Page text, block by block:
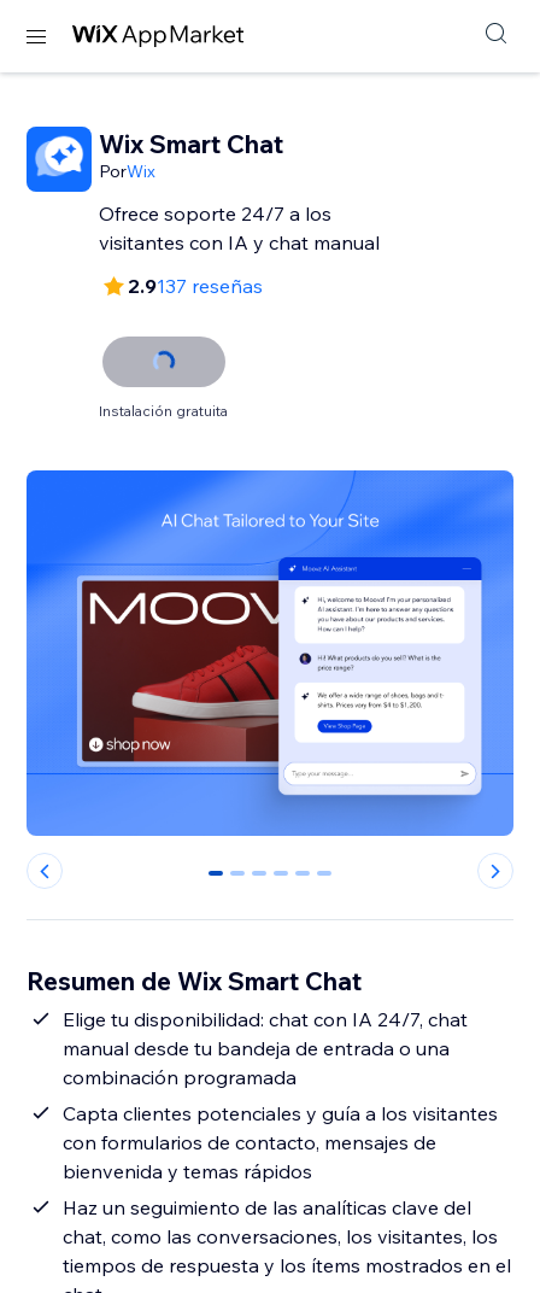
Wix Smart Chat
PorWix
Ofrece soporte 24/7 a los
visitantes con IA y chat manual
2.9137 reseñas
Instalación gratuita
0 1 2 3 4 5
Resumen de Wix Smart Chat
Elige tu disponibilidad: chat con IA 24/7, chat
manual desde tu bandeja de entrada o una
combinación programada
Capta clientes potenciales y guía a los visitantes
con formularios de contacto, mensajes de
bienvenida y temas rápidos
Haz un seguimiento de las analíticas clave del
chat, como las conversaciones, los visitantes, los
tiempos de respuesta y los ítems mostrados en el